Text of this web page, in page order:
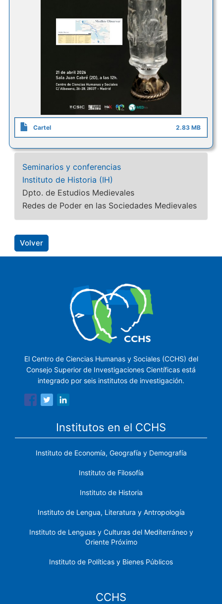
Cartel 2.83 MB
Seminarios y conferencias
Instituto de Historia (IH)
Dpto. de Estudios Medievales
Redes de Poder en las Sociedades Medievales
Volver
El Centro de Ciencias Humanas y Sociales (CCHS) del
Consejo Superior de Investigaciones Científicas está
integrado por seis institutos de investigación.
Institutos en el CCHS
Instituto de Economía, Geografía y Demografía
Instituto de Filosofía
Instituto de Historia
Instituto de Lengua, Literatura y Antropología
Instituto de Lenguas y Culturas del Mediterráneo y
Oriente Próximo
Instituto de Políticas y Bienes Públicos
CCHS